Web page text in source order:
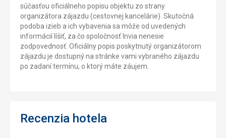
súčasťou oficiálneho popisu objektu zo strany
organizátora zájazdu (cestovnej kancelárie). Skutočná
podoba izieb a ich vybavenia sa môže od uvedených
informácií líšiť, za čo spoločnosť Invia nenesie
zodpovednosť. Oficiálny popis poskytnutý organizátorom
zájazdu je dostupný na stránke vami vybraného zájazdu
po zadaní termínu, o ktorý máte záujem.
Recenzia hotela